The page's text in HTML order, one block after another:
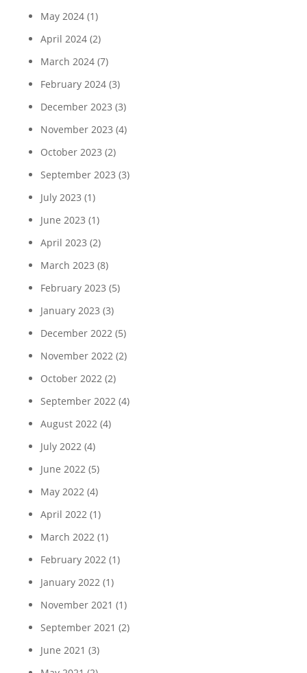
May 2024(1)
April 2024(2)
March 2024(7)
February 2024(3)
December 2023 (3)
November 2023 (4)
October 2023 (2)
September 2023 (3)
July 2023 (1)
June 2023 (1)
April 2023 (2)
March 2023 (8)
February 2023 (5)
January 2023 (3)
December 2022(5)
November 2022(2)
October 2022(2)
September 2022(4)
August 2022(4)
July 2022(4)
June 2022(5)
May 2022(4)
April 2022(1)
March 2022(1)
February 2022(1)
January 2022(1)
November 2021 (1)
September 2021 (2)
June 2021 (3)